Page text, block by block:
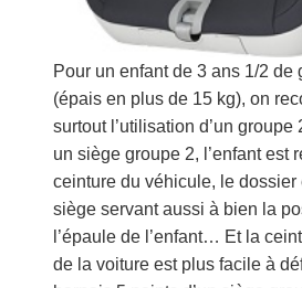
Pour un enfant de 3 ans 1/2 de
(épais en plus de 15 kg), on
surtout l’utilisation d’un groupe
un siège groupe 2, l’enfant est
ceinture du véhicule, le dossier
siège servant aussi à bien la
l’épaule de l’enfant… Et la
de la voiture est plus facile à